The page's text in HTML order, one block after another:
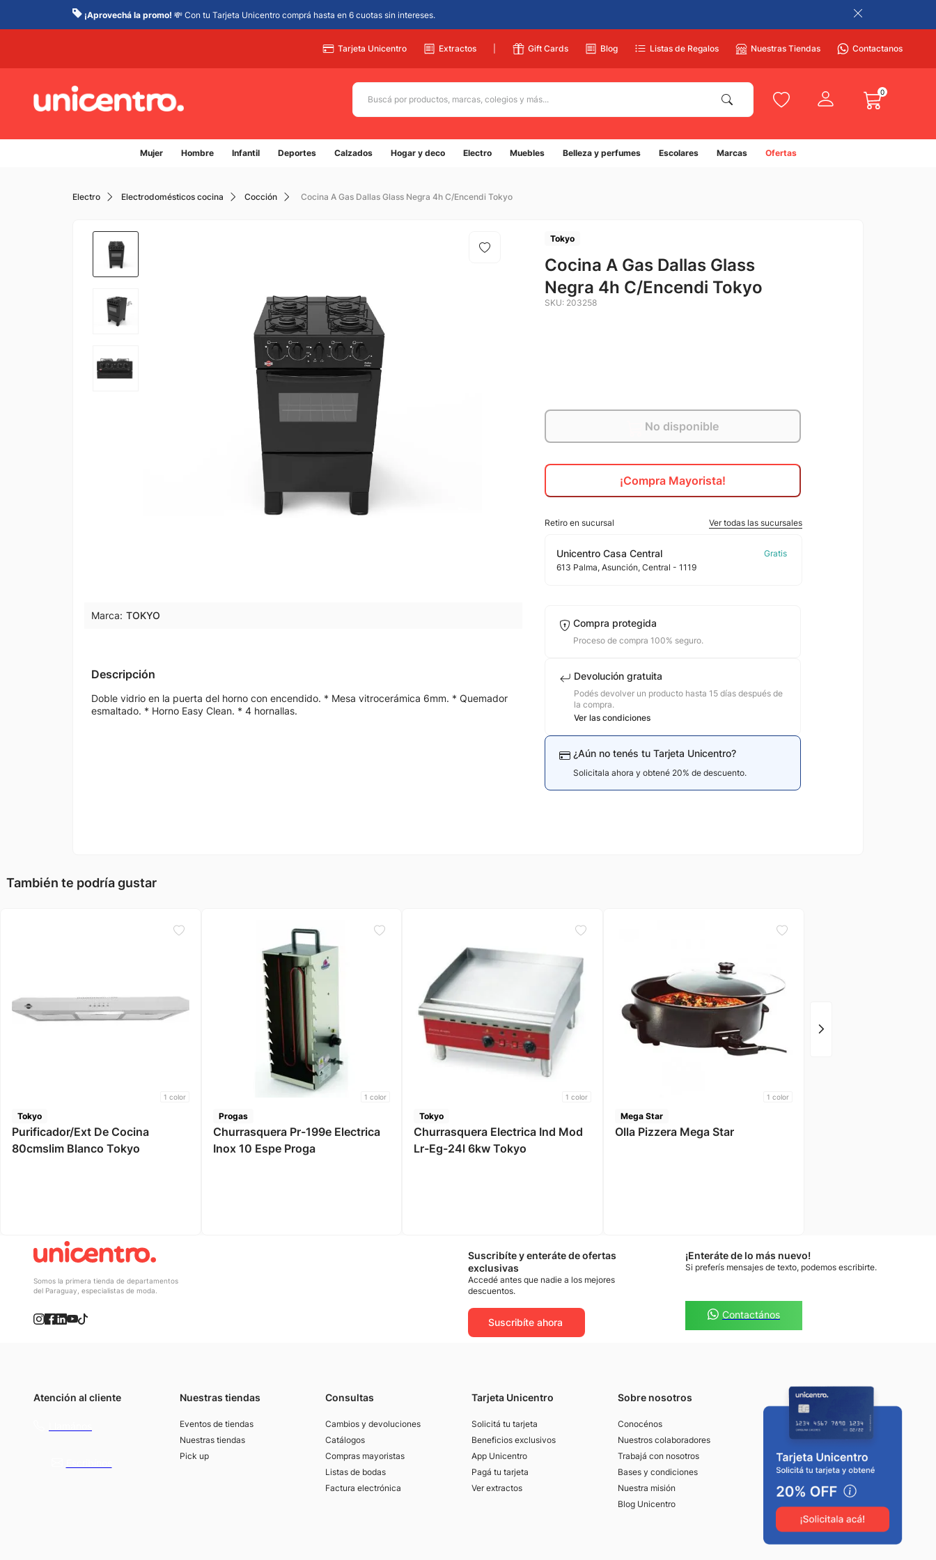
¡Aprovechá la promo! 💸 Con tu Tarjeta Unicentro comprá hasta en 6 cuotas sin intereses.
Tarjeta Unicentro Extractos Gift Cards Blog Listas de Regalos Nuestras Tiendas Contactanos
Buscá por productos, marcas, colegios y más... 0
Mujer Hombre Infantil Deportes Calzados Hogar y deco Electro Muebles Belleza y perfumes Escolares Marcas Ofertas
Electro Electrodomésticos cocina Cocción Cocina A Gas Dallas Glass Negra 4h C/Encendi Tokyo
Marca: TOKYO
Descripción
Doble vidrio en la puerta del horno con encendido. * Mesa vitrocerámica 6mm. * Quemador
esmaltado. * Horno Easy Clean. * 4 hornallas.
Tokyo
Cocina A Gas Dallas Glass
Negra 4h C/Encendi Tokyo
SKU: 203258
No disponible
¡Compra Mayorista!
Retiro en sucursal Ver todas las sucursales
Unicentro Casa Central
613 Palma, Asunción, Central - 1119
Compra protegida
Proceso de compra 100% seguro.
Devolución gratuita
Podés devolver un producto hasta 15 días después de
la compra.
Ver las condiciones
¿Aún no tenés tu Tarjeta Unicentro?
Solicitala ahora y obtené 20% de descuento.
También te podría gustar
1 color
Tokyo
Purificador/Ext De Cocina
80cmslim Blanco Tokyo
1 color
Progas
Churrasquera Pr-199e Electrica
Inox 10 Espe Proga
1 color
Tokyo
Churrasquera Electrica Ind Mod
Lr-Eg-24l 6kw Tokyo
1 color
Mega Star
Olla Pizzera Mega Star
Somos la primera tienda de departamentos
del Paraguay, especialistas de moda.
Suscribíte y enteráte de ofertas
exclusivas
Accedé antes que nadie a los mejores
descuentos.
Suscribíte ahora
¡Enteráte de lo más nuevo!
Si preferís mensajes de texto, podemos escribirte.
Contactános
Atención al cliente
Nuestras tiendas
Eventos de tiendas
Nuestras tiendas
Pick up
Consultas
Cambios y devoluciones
Catálogos
Compras mayoristas
Listas de bodas
Factura electrónica
Tarjeta Unicentro
Solicitá tu tarjeta
Beneficios exclusivos
App Unicentro
Pagá tu tarjeta
Ver extractos
Sobre nosotros
Conocénos
Nuestros colaboradores
Trabajá con nosotros
Bases y condiciones
Nuestra misión
Blog Unicentro
Términos más buscados